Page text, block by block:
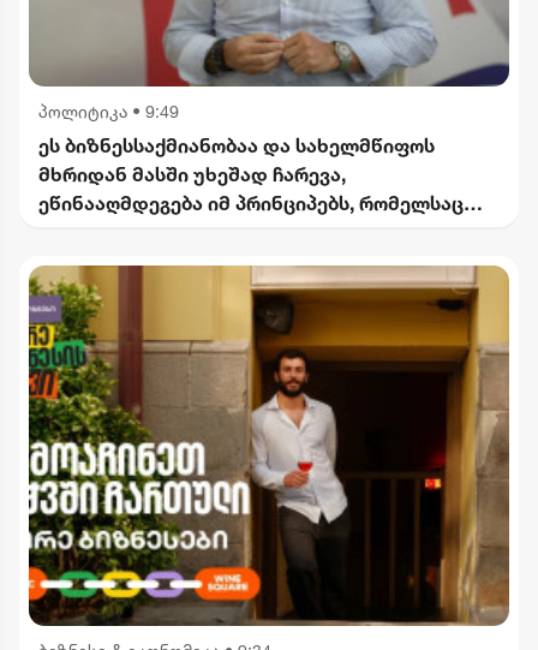
პოლიტიკა • 9:49
ეს ბიზნესსაქმიანობაა და სახელმწიფოს
მხრიდან მასში უხეშად ჩარევა,
ეწინააღმდეგება იმ პრინციპებს, რომელსაც
"ინტერრაოს" დასანქცირებაზე